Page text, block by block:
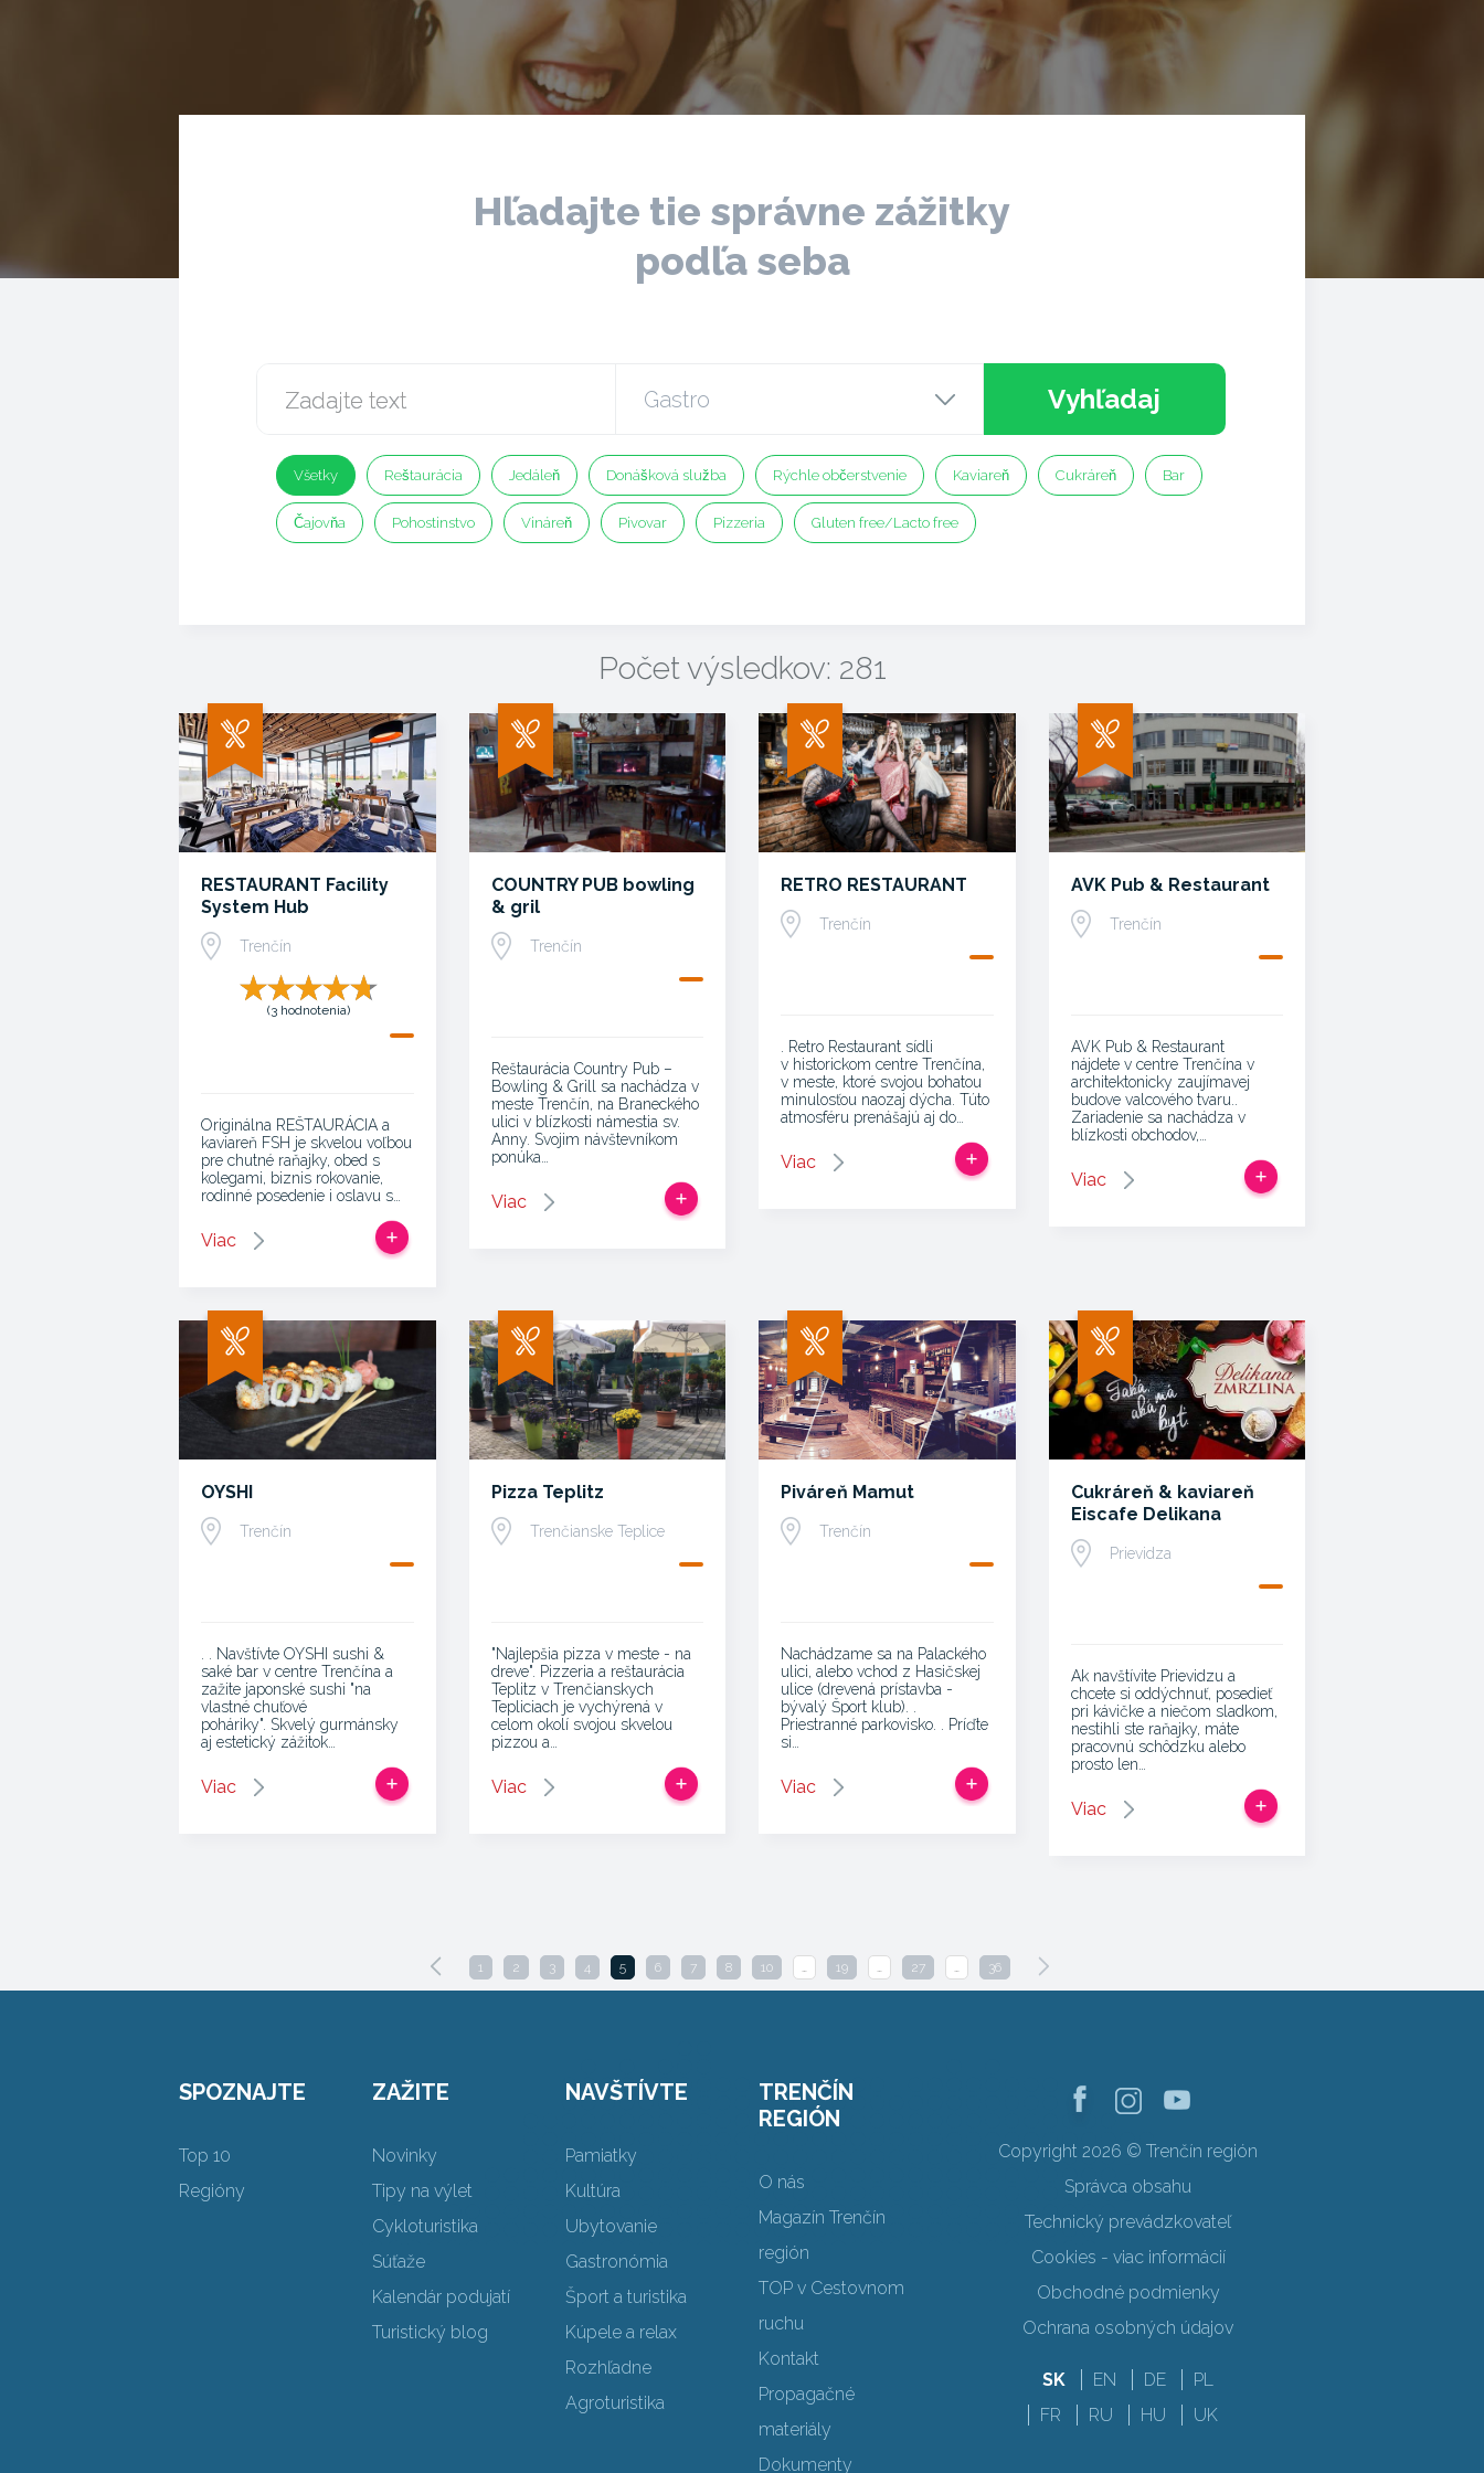
Hľadajte tie správne zážitky
podľa seba
Vyhľadaj
Všetky Reštaurácia Jedáleň Donášková služba Rýchle občerstvenie Kaviareň Cukráreň Bar
Čajovňa Pohostinstvo Vináreň Pivovar Pizzeria Gluten free/Lacto free
Počet výsledkov: 281
RESTAURANT Facility
System Hub
Trenčín
(3 hodnotenia)
Originálna REŠTAURÁCIA a
kaviareň FSH je skvelou voľbou
pre chutné raňajky, obed s
kolegami, biznis rokovanie,
rodinné posedenie i oslavu s…
Viac
COUNTRY PUB bowling
& gril
Trenčín
Reštaurácia Country Pub –
Bowling & Grill sa nachádza v
meste Trenčín, na Braneckého
ulici v blízkosti námestia sv.
Anny. Svojim návštevníkom
ponúka…
Viac
RETRO RESTAURANT
Trenčín
. Retro Restaurant sídli
v historickom centre Trenčína,
v meste, ktoré svojou bohatou
minulosťou naozaj dýcha. Túto
atmosféru prenášajú aj do…
Viac
AVK Pub & Restaurant
Trenčín
AVK Pub & Restaurant
nájdete v centre Trenčína v
architektonicky zaujímavej
budove valcového tvaru..
Zariadenie sa nachádza v
blízkosti obchodov,…
Viac
OYSHI
Trenčín
. . Navštívte OYSHI sushi &
saké bar v centre Trenčína a
zažite japonské sushi "na
vlastné chuťové
poháriky". Skvelý gurmánsky
aj estetický zážitok…
Viac
Pizza Teplitz
Trenčianske Teplice
"Najlepšia pizza v meste - na
dreve". Pizzeria a reštaurácia
Teplitz v Trenčianskych
Tepliciach je vychýrená v
celom okolí svojou skvelou
pizzou a…
Viac
Piváreň Mamut
Trenčín
Nachádzame sa na Palackého
ulici, alebo vchod z Hasičskej
ulice (drevená prístavba -
bývalý Šport klub). .
Priestranné parkovisko. . Príďte
si…
Viac
Cukráreň & kaviareň
Eiscafe Delikana
Prievidza
Ak navštívite Prievidzu a
chcete si oddýchnuť, posedieť
pri kávičke a niečom sladkom,
nestihli ste raňajky, máte
pracovnú schôdzku alebo
prosto len…
Viac
1 2 3 4 5 6 7 8 10 … 19 … 27 … 36
SPOZNAJTE
Top 10
Regióny
ZAŽITE
Novinky
Tipy na výlet
Cykloturistika
Súťaže
Kalendár podujatí
Turistický blog
NAVŠTÍVTE
Pamiatky
Kultúra
Ubytovanie
Gastronómia
Šport a turistika
Kúpele a relax
Rozhľadne
Agroturistika
TRENČÍN
REGIÓN
O nás
Magazín Trenčín
región
TOP v Cestovnom
ruchu
Kontakt
Propagačné
materiály
Dokumenty
Copyright 2026 © Trenčín región
Správca obsahu
Technický prevádzkovateľ
Cookies - viac informácií
Obchodné podmienky
Ochrana osobných údajov
SK EN DE
PL
FR
RU HU UK